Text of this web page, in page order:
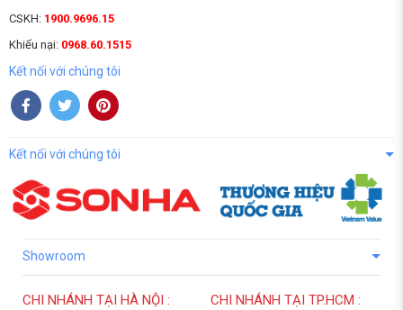
CSKH: 1900.9696.15
Khiếu nại: 0968.60.1515
Kết nối với chúng tôi
Kết nối với chúng tôi
Showroom
CHI NHÁNH TẠI HÀ NỘI :
CHI NHÁNH TẠI TP.HCM :